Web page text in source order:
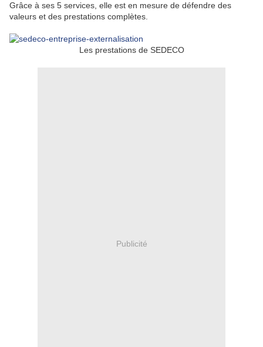
Grâce à ses 5 services, elle est en mesure de défendre des
valeurs et des prestations complètes.
Les prestations de SEDECO
Publicité